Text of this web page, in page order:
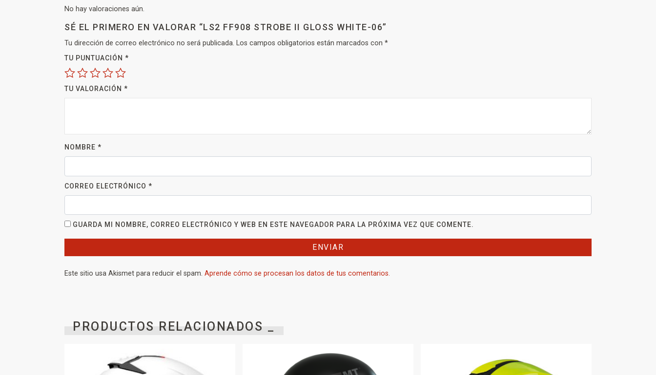
No hay valoraciones aún.
SÉ EL PRIMERO EN VALORAR “LS2 FF908 STROBE II GLOSS WHITE-06”
Tu dirección de correo electrónico no será publicada. Los campos obligatorios están marcados con *
TU PUNTUACIÓN *
TU VALORACIÓN *
NOMBRE *
CORREO ELECTRÓNICO *
GUARDA MI NOMBRE, CORREO ELECTRÓNICO Y WEB EN ESTE NAVEGADOR PARA LA PRÓXIMA VEZ QUE COMENTE.
Este sitio usa Akismet para reducir el spam. Aprende cómo se procesan los datos de tus comentarios.
PRODUCTOS RELACIONADOS _